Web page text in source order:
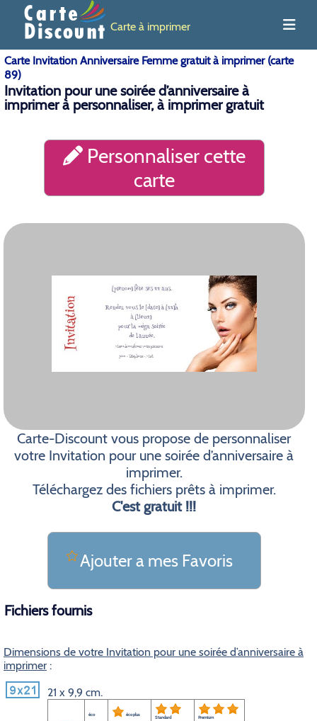
Carte à imprimer
Carte Invitation Anniversaire Femme gratuit à imprimer (carte
89)
Invitation pour une soirée d’anniversaire à
imprimer à personnaliser, à imprimer gratuit
Personnaliser cette
carte
Carte-Discount vous propose de personnaliser
votre Invitation pour une soirée d’anniversaire à
imprimer.
Téléchargez des fichiers prêts à imprimer.
C'est gratuit !!!
Ajouter a mes Favoris
Fichiers fournis
Dimensions de votre Invitation pour une soirée d’anniversaire à
imprimer :
21 x 9,9 cm.
éco éco plus Standard Premium